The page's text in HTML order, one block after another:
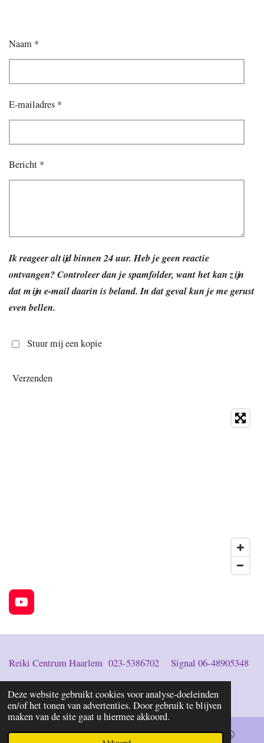
Deze website gebruikt cookies voor analyse-doeleinden
en/of het tonen van advertenties. Door gebruik te blijven
maken van de site gaat u hiermee akkoord.
Naam *
E-mailadres *
Bericht *
Ik reageer altijd binnen 24 uur. Heb je geen reactie
ontvangen? Controleer dan je spamfolder, want het kan zijn
dat mijn e-mail daarin is beland. In dat geval kun je me gerust
even bellen.
Stuur mij een kopie
Verzenden
Y
o
b
Reiki Centrum Haarlem 023-5386702 Signal 06-48905348
reikihaarlem@protonmail.com